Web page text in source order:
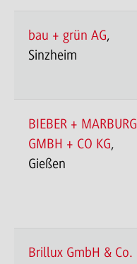
bau + grün AG,
Sinzheim
BIEBER + MARBURG
GMBH + CO KG,
Gießen
Brillux GmbH & Co.